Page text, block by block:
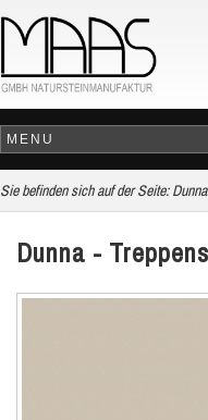
Sie befinden sich auf der Seite:
Dunna -